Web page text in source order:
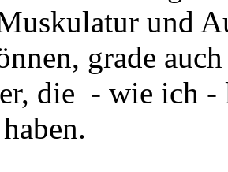
und
grade
die - wie ich -